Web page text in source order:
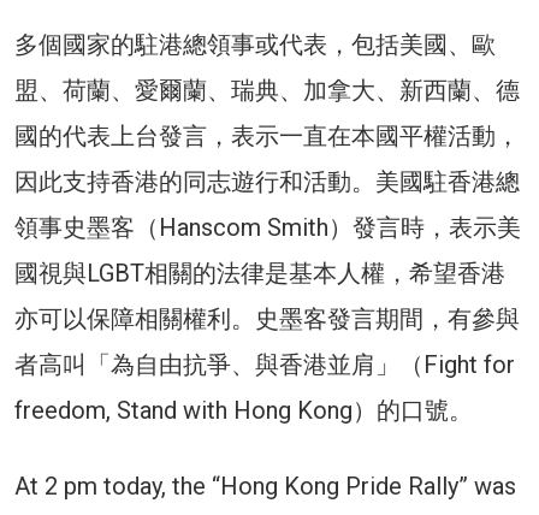
多個國家的駐港總領事或代表，包括美國、歐
盟、荷蘭、愛爾蘭、瑞典、加拿大、新西蘭、德
國的代表上台發言，表示一直在本國平權活動，
因此支持香港的同志遊行和活動。美國駐香港總
領事史墨客（Hanscom Smith）發言時，表示美
國視與LGBT相關的法律是基本人權，希望香港
亦可以保障相關權利。史墨客發言期間，有參與
者高叫「為自由抗爭、與香港並肩」（Fight for
freedom, Stand with Hong Kong）的口號。
At 2 pm today, the “Hong Kong Pride Rally” was